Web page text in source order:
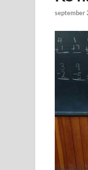
september